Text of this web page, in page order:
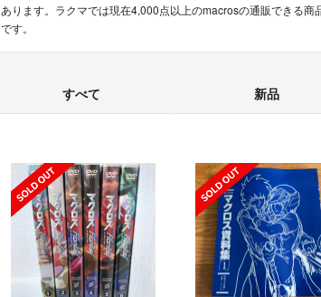
あります。ラクマでは現在4,000点以上のmacrosの通販できる
です。
すべて 新品